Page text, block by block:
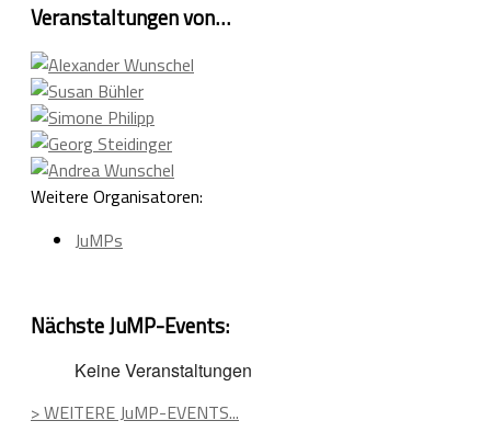
Veranstaltungen von…
Weitere Organisatoren:
JuMPs
Nächste JuMP-Events:
Keine Veranstaltungen
> WEITERE JuMP-EVENTS...